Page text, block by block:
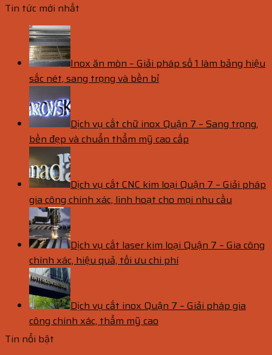
Tin tức mới nhất
Inox ăn mòn – Giải pháp số 1 làm bảng hiệu
sắc nét, sang trọng và bền bỉ
Dịch vụ cắt chữ inox Quận 7 – Sang trọng,
bền đẹp và chuẩn thẩm mỹ cao cấp
Dịch vụ cắt CNC kim loại Quận 7 – Giải pháp
gia công chính xác, linh hoạt cho mọi nhu cầu
Dịch vụ cắt laser kim loại Quận 7 – Gia công
chính xác, hiệu quả, tối ưu chi phí
Dịch vụ cắt inox Quận 7 – Giải pháp gia
công chính xác, thẩm mỹ cao
Tin nổi bật